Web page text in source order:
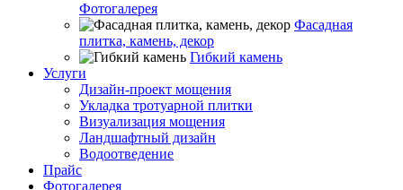
Фотогалерея
Фасадная
плитка, камень, декор
Гибкий камень
Услуги
Дизайн-проект мощения
Укладка тротуарной плитки
Визуализация мощения
Ландшафтный дизайн
Водоотведение
Прайс
Фотогалерея